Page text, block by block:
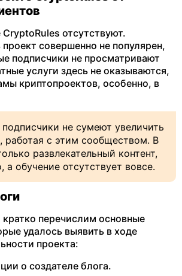
отсутствуют.
совершенно не популярен,
подписчики не просматривают
услуги здесь не оказываются,
криптопроектов, особенно, в
не сумеют увеличить
работая с этим сообществом. В
развлекательный контент,
а обучение отсутствует вовсе.
перечислим основные
удалось выявить в ходе
проекта:
о создателе блога.